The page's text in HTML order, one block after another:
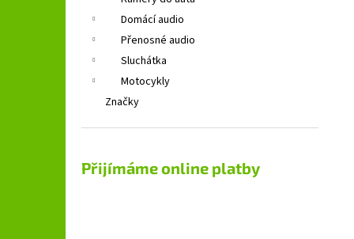
Domácí audio
Přenosné audio
Sluchátka
Motocykly
Značky
Přijímáme online platby
1 690 Kč
Původně:2 490 Kč